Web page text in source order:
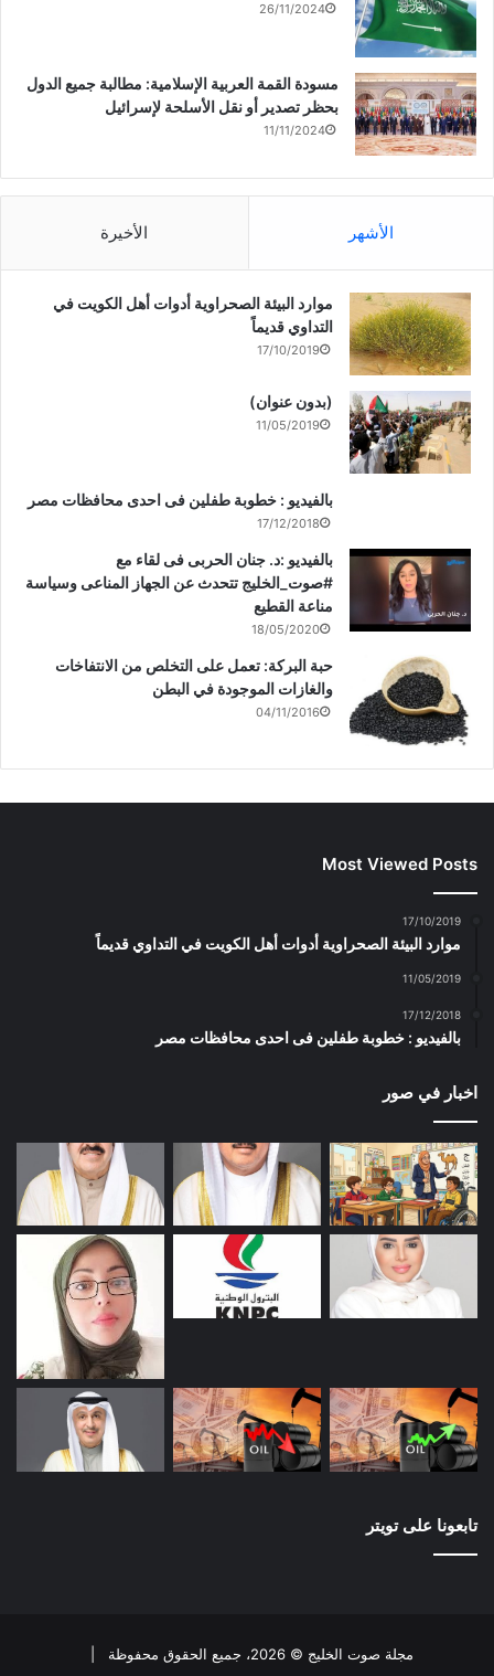
26/11/2024
مسودة القمة العربية الإسلامية: مطالبة جميع الدول
بحظر تصدير أو نقل الأسلحة لإسرائيل
11/11/2024
الأشهر الأخيرة
موارد البيئة الصحراوية أدوات أهل الكويت في
التداوي قديماً
17/10/2019
(بدون عنوان)
11/05/2019
بالفيديو : خطوبة طفلين فى احدى محافظات مصر
17/12/2018
بالفيديو :د. جنان الحربى فى لقاء مع
#صوت_الخليج تتحدث عن الجهاز المناعى وسياسة
مناعة القطيع
18/05/2020
حبة البركة: تعمل على التخلص من الانتفاخات
والغازات الموجودة في البطن
04/11/2016
Most Viewed Posts
17/10/2019
موارد البيئة الصحراوية أدوات أهل الكويت في التداوي قديماً
11/05/2019
17/12/2018
بالفيديو : خطوبة طفلين فى احدى محافظات مصر
اخبار في صور
تابعونا على تويتر
مجلة صوت الخليج © 2026، جميع الحقوق محفوظة |